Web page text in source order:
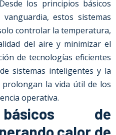
los principios básicos
estos sistemas
controlar la temperatura,
del aire y minimizar el
de tecnologías eficientes
sistemas inteligentes y la
la vida útil de los
operativa.
de